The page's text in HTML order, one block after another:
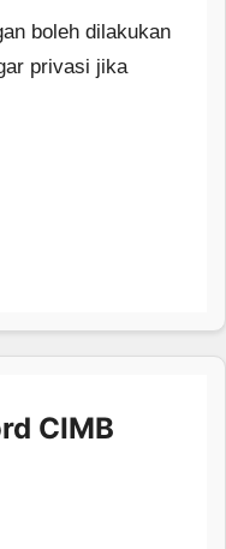
boleh dilakukan
privasi jika
CIMB